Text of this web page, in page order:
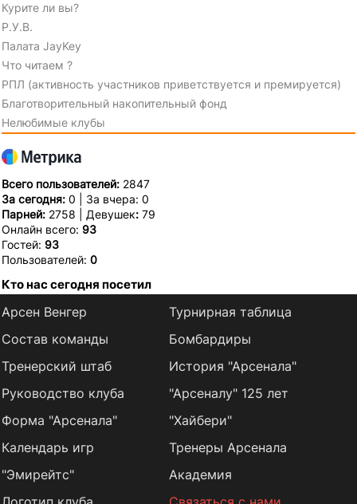
Курите ли вы?
Р.У.В.
Палата JayKey
Что читаем ?
РПЛ (активность участников приветствуется и премируется)
Благотворительный накопительный фонд
Нелюбимые клубы
Всего пользователей: 2847
За сегодня: 0 | За вчера: 0
Парней: 2758 | Девушек: 79
Онлайн всего: 93
Гостей: 93
Пользователей: 0
Кто нас сегодня посетил
Арсен Венгер
Состав команды
Тренерский штаб
Руководство клуба
Форма "Арсенала"
Календарь игр
Турнирная таблица
Бомбардиры
История "Арсенала"
"Арсеналу" 125 лет
"Хайбери"
Тренеры Арсенала
"Эмирейтс"
Академия